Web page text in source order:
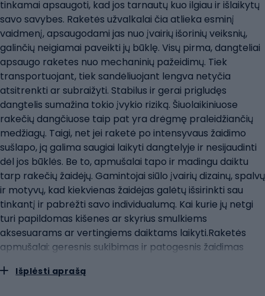
tinkamai apsaugoti, kad jos tarnautų kuo ilgiau ir išlaikytų
savo savybes. Raketės užvalkalai čia atlieka esminį
vaidmenį, apsaugodami jas nuo įvairių išorinių veiksnių,
galinčių neigiamai paveikti jų būklę. Visų pirma, dangteliai
apsaugo raketes nuo mechaninių pažeidimų. Tiek
transportuojant, tiek sandėliuojant lengva netyčia
atsitrenkti ar subraižyti. Stabilus ir gerai prigludęs
dangtelis sumažina tokio įvykio riziką. Šiuolaikiniuose
rakečių dangčiuose taip pat yra drėgmę praleidžiančių
medžiagų. Taigi, net jei raketė po intensyvaus žaidimo
sušlapo, ją galima saugiai laikyti dangtelyje ir nesijaudinti
dėl jos būklės. Be to, apmušalai tapo ir madingu daiktu
tarp rakečių žaidėjų. Gamintojai siūlo įvairių dizainų, spalvų
ir motyvų, kad kiekvienas žaidėjas galėtų išsirinkti sau
tinkantį ir pabrėžti savo individualumą. Kai kurie jų netgi
turi papildomas kišenes ar skyrius smulkiems
aksesuarams ar vertingiems daiktams laikyti.Raketės
apmušalai: geresnis sukibimas ir patogesnis žaidimas
svarbus tikslumas, kontrolė ir patogumas. Šių elementų
Išplėsti aprašą